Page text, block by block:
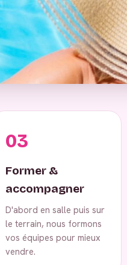
03
Former &
accompagner
D'abord en salle puis sur
le terrain, nous formons
vos équipes pour mieux
vendre.